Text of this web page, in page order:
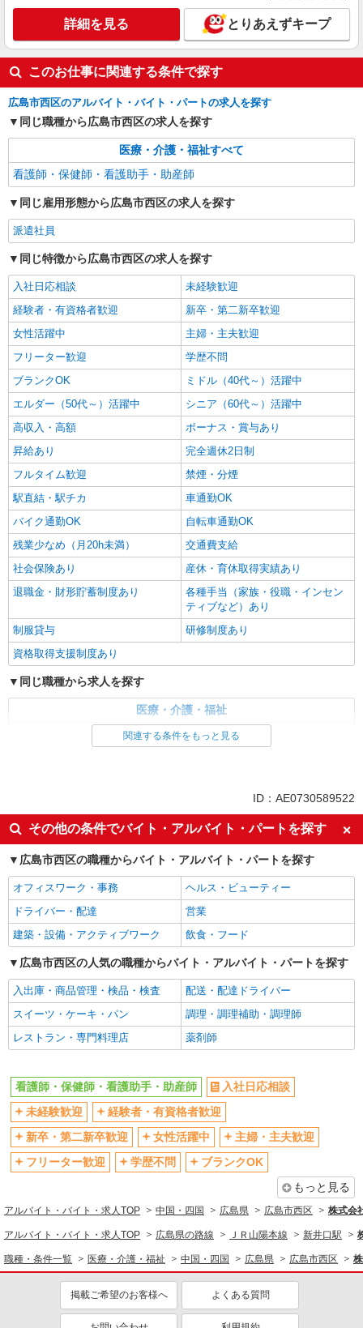
広島県広島市西区
キープ 詳細を見る
派遣社員
株式会社kotrio /●HR-H-1956307
新井口駅｜看護師さんのサポートスタッフ募集
時給1450円〜1937円 ＜日払い有/週払い有/交
通費全支給(ガソリン代含む)＞
広島県広島市西区
詳細を見る
詳細を見る とりあえずキープ
このお仕事に関連する条件で探す
広島市西区のアルバイト・バイト・パートの求人を探す
同じ職種から広島市西区の求人を探す
医療・介護・福祉すべて
看護師・保健師・看護助手・助産師
同じ雇用形態から広島市西区の求人を探す
派遣社員
同じ特徴から広島市西区の求人を探す
入社日応相談
未経験歓迎
経験者・有資格者歓迎
新卒・第二新卒歓迎
女性活躍中
主婦・主夫歓迎
フリーター歓迎
学歴不問
ブランクOK
ミドル（40代～）活躍中
エルダー（50代～）活躍中
シニア（60代～）活躍中
高収入・高額
ボーナス・賞与あり
昇給あり
完全週休2日制
フルタイム歓迎
禁煙・分煙
駅直結・駅チカ
車通勤OK
バイク通勤OK
自転車通勤OK
残業少なめ（月20h未満）
交通費支給
社会保険あり
産休・育休取得実績あり
退職金・財形貯蓄制度あり
各種手当（家族・役職・インセン
ティブなど）あり
制服貸与
研修制度あり
資格取得支援制度あり
同じ職種から求人を探す
医療・介護・福祉
看護師・保健師・看護助手・助産師
ボーナス・賞与あり
車通勤OK
交通費支給
社会保険あり
産休・育休取得実績あり
関連する条件をもっと見る
ID：AE0730589522
その他の条件でバイト・アルバイト・パートを探す
広島市西区の職種からバイト・アルバイト・パートを探す
オフィスワーク・事務
ヘルス・ビューティー
ドライバー・配達
営業
建築・設備・アクティブワーク
飲食・フード
広島市西区の人気の職種からバイト・アルバイト・パートを探す
入出庫・商品管理・検品・検査
配送・配達ドライバー
スイーツ・ケーキ・パン
調理・調理補助・調理師
レストラン・専門料理店
薬剤師
看護師・保健師・看護助手・助産師
入社日応相談
未経験歓迎
経験者・有資格者歓迎
新卒・第二新卒歓迎
女性活躍中
主婦・主夫歓迎
フリーター歓迎
学歴不問
ブランクOK
もっと見る
アルバイト・バイト・求人TOP 中国・四国 広島県 広島市西区 株式会
アルバイト・バイト・求人TOP 広島県の路線 ＪＲ山陽本線 新井口駅
職種・条件一覧 医療・介護・福祉 中国・四国 広島県 広島市西区
掲載ご希望のお客様へ よくある質問